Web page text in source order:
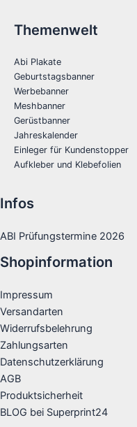
Themenwelt
Abi Plakate
Geburtstagsbanner
Werbebanner
Meshbanner
Gerüstbanner
Jahreskalender
Einleger für Kundenstopper
Aufkleber und Klebefolien
Infos
ABI Prüfungstermine 2026
Shopinformation
Impressum
Versandarten
Widerrufsbelehrung
Zahlungsarten
Datenschutzerklärung
AGB
Produktsicherheit
BLOG bei Superprint24